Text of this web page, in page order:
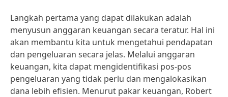
Langkah pertama yang dapat dilakukan adalah
menyusun anggaran keuangan secara teratur. Hal ini
akan membantu kita untuk mengetahui pendapatan
dan pengeluaran secara jelas. Melalui anggaran
keuangan, kita dapat mengidentifikasi pos-pos
pengeluaran yang tidak perlu dan mengalokasikan
dana lebih efisien. Menurut pakar keuangan, Robert